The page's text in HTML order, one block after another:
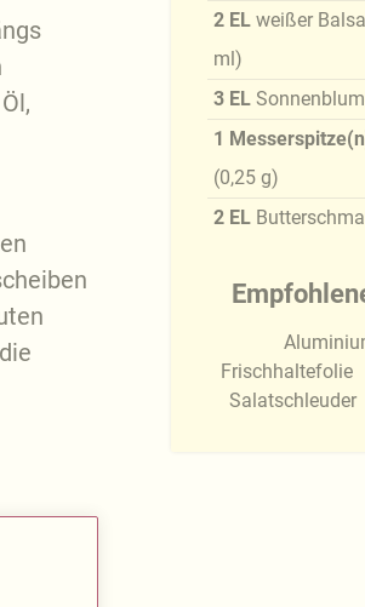
2 EL weißer
ml)
3 EL
1
(0,25 g)
2 EL
Frischhaltefolie
Salatschleuder